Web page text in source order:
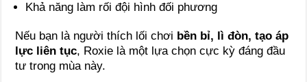
Khả năng làm rối đội hình đối phương
Nếu bạn là người thích lối chơi bền bỉ, lì đòn, tạo áp
lực liên tục, Roxie là một lựa chọn cực kỳ đáng đầu
tư trong mùa này.